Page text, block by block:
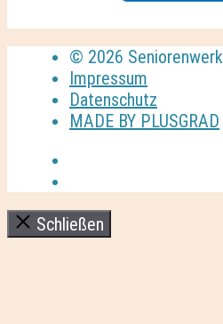
© 2026 Seniorenwerk
Impressum
Datenschutz
MADE BY PLUSGRAD
Schließen